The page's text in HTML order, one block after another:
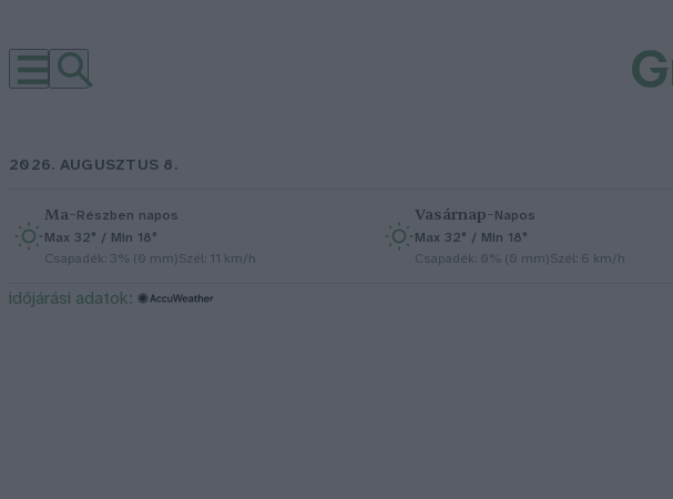
2026. AUGUSZTUS 8.
Ma–Részben napos
Max 32° / Min 18°
Csapadék: 3% (0 mm)Szél: 11 km/h
Vasárnap–Napos
Max 32° / Min 18°
Csapadék: 0% (0 mm)Szél: 6 km/h
időjárási adatok: